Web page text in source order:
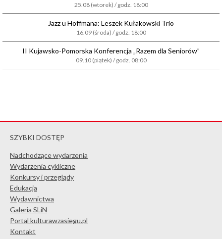
25.08 (wtorek) / godz. 18:00
Jazz u Hoffmana: Leszek Kułakowski Trio
16.09 (środa) / godz. 18:00
II Kujawsko-Pomorska Konferencja „Razem dla Seniorów”
09.10 (piątek) / godz. 08:00
SZYBKI DOSTĘP
Nadchodzące wydarzenia
Wydarzenia cykliczne
Konkursy i przeglądy
Edukacja
Wydawnictwa
Galeria SLiN
Portal kulturawzasiegu.pl
Kontakt